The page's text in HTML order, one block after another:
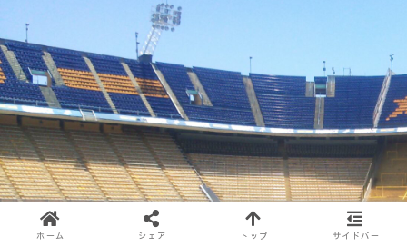
ホーム シェア トップ サイドバー